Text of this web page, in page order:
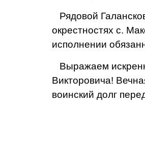
Рядовой
окрестностях с.
исполнении
Выражаем
Викторовича!
воинский долг